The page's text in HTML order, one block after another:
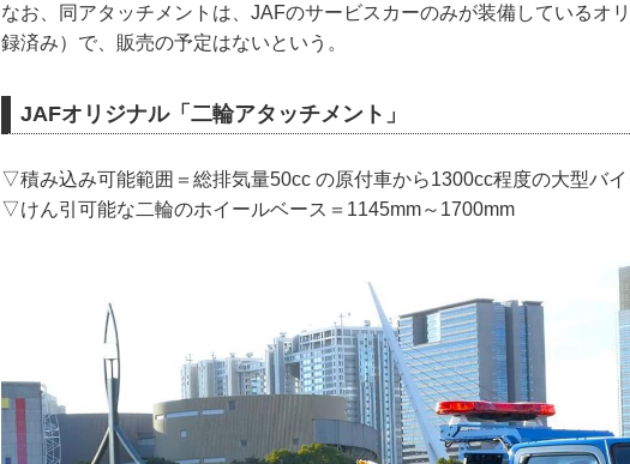
なお、同アタッチメントは、JAFのサービスカーのみが装備しているオ
録済み）で、販売の予定はないという。
JAFオリジナル「二輪アタッチメント」
▽積み込み可能範囲＝総排気量50cc の原付車から1300cc程度の大型バ
▽けん引可能な二輪のホイールベース＝1145mm～1700mm